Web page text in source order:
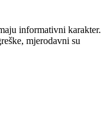
informativni karakter.
mjerodavni su